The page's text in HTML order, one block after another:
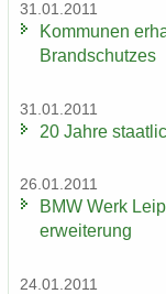
31.01.2011
Kom­mu­nen
Brand­schut­zes
31.01.2011
20 Jahre
26.01.2011
BMW Werk
er­wei­te­rung
24.01.2011